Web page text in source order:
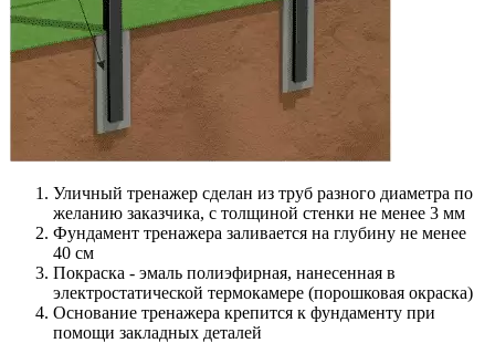
Уличный тренажер сделан из труб разного диаметра по
желанию заказчика, с толщиной стенки не менее 3 мм
Фундамент тренажера заливается на глубину не менее
40 см
Покраска - эмаль полиэфирная, нанесенная в
электростатической термокамере (порошковая окраска)
Основание тренажера крепится к фундаменту при
помощи закладных деталей